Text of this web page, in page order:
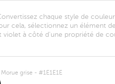
chaque style de
cela, sélectionnez un élément
violet à côté d'une propriété de
Morue grise - #1E1E1E